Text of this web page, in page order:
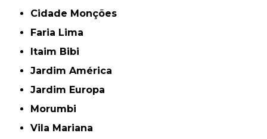
Cidade Monções
Faria Lima
Itaim Bibi
Jardim América
Jardim Europa
Morumbi
Vila Mariana